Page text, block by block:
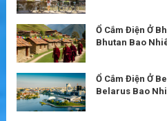
Ổ Cắm Điện Ở
Bhutan Bao
Ổ Cắm Điện Ở
Belarus Bao